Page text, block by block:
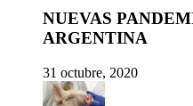
NUEVAS
ARGENTINA
31 octubre, 2020